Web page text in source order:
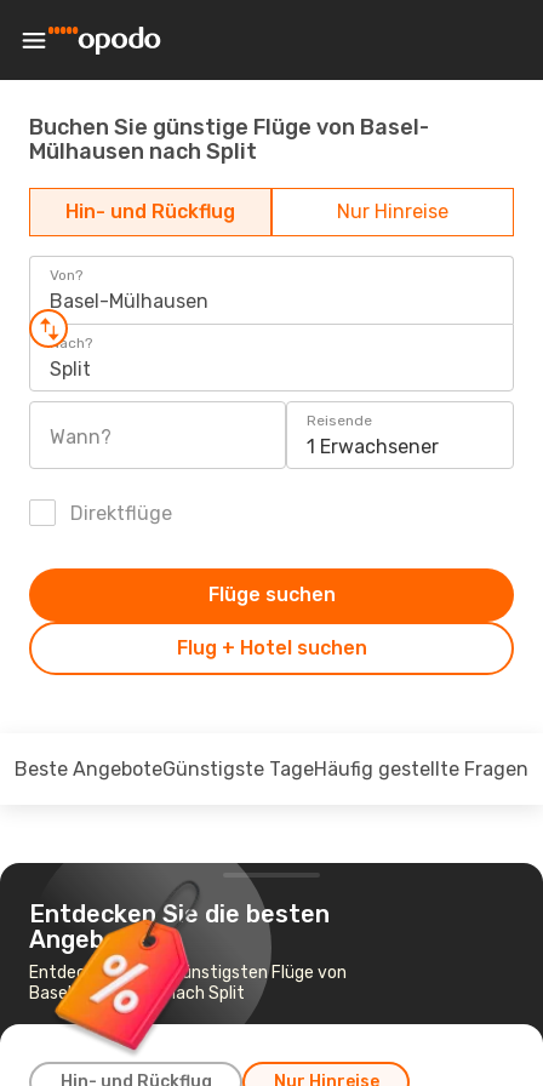
Buchen Sie günstige Flüge von Basel-
Mülhausen nach Split
Hin- und Rückflug Nur Hinreise
Von?
Basel-Mülhausen
Nach?
Split
Wann?
Reisende
1 Erwachsener
Direktflüge
Flug + Hotel suchen
Flüge suchen
Beste AngeboteGünstigste TageHäufig gestellte Fragen
Entdecken Sie die besten
Angebote
Entdecken Sie die günstigsten Flüge von
Basel-Mülhausen nach Split
Hin- und Rückflug Nur Hinreise